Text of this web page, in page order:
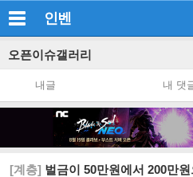
인벤
오픈이슈갤러리
내글 내 댓
[계층] 벌금이 50만원에서 200만